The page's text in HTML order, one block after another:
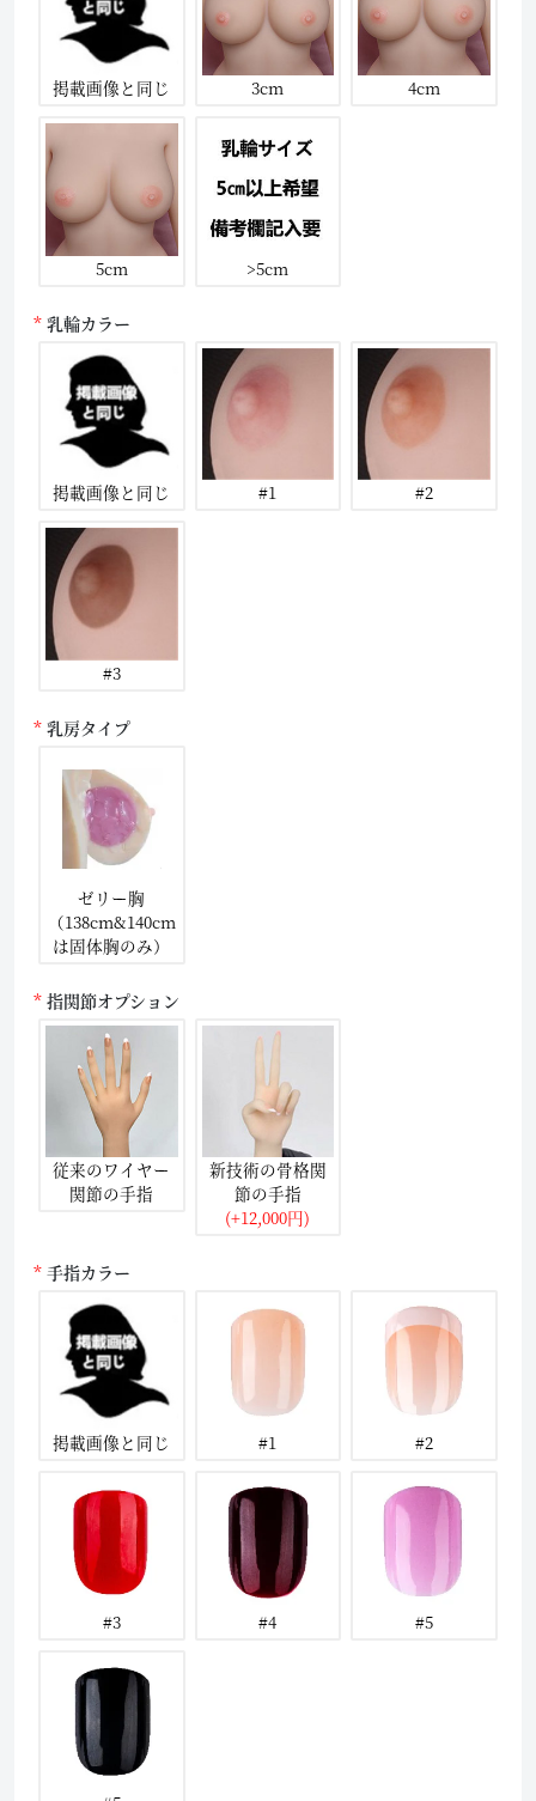
掲載画像と同じ 3cm 4cm
5cm >5cm
乳輪カラー
掲載画像と同じ #1 #2
#3
乳房タイプ
ゼリー胸
（138cm&140cm
は固体胸のみ）
指関節オプション
従来のワイヤー
関節の手指
新技術の骨格関
節の手指
(+12,000円)
手指カラー
掲載画像と同じ #1 #2
#3 #4 #5